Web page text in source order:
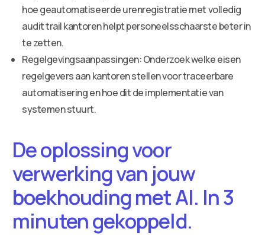
hoe geautomatiseerde urenregistratie met volledig
audit trail kantoren helpt personeelsschaarste beter in
te zetten.
Regelgevingsaanpassingen: Onderzoek welke eisen
regelgevers aan kantoren stellen voor traceerbare
automatisering en hoe dit de implementatie van
systemen stuurt.
De oplossing voor
verwerking van jouw
boekhouding met AI. In 3
minuten gekoppeld.